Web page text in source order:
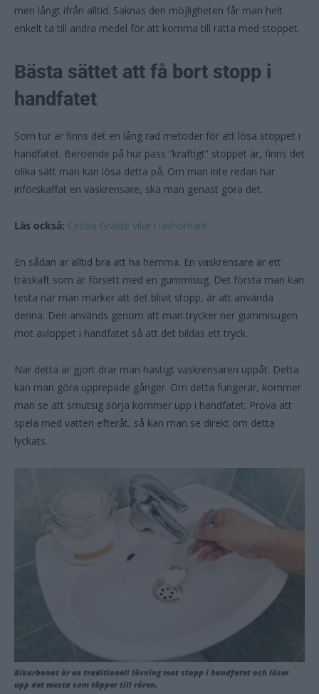
men långt ifrån alltid. Saknas den möjligheten får man helt
enkelt ta till andra medel för att komma till rätta med stoppet.
Bästa sättet att få bort stopp i
handfatet
Som tur är finns det en lång rad metoder för att lösa stoppet i
handfatet. Beroende på hur pass ”kraftigt” stoppet är, finns det
olika sätt man kan lösa detta på. Om man inte redan har
införskaffat en vaskrensare, ska man genast göra det.
Läs också: Cecilia Gralde vilar i läshörnan!
En sådan är alltid bra att ha hemma. En vaskrensare är ett
träskaft som är försett med en gummisug. Det första man kan
testa när man märker att det blivit stopp, är att använda
denna. Den används genom att man trycker ner gummisugen
mot avloppet i handfatet så att det bildas ett tryck.
När detta är gjort drar man hastigt vaskrensaren uppåt. Detta
kan man göra upprepade gånger. Om detta fungerar, kommer
man se att smutsig sörja kommer upp i handfatet. Prova att
spela med vatten efteråt, så kan man se direkt om detta
lyckats.
Bikarbonat är en traditionell lösning mot stopp i handfatet och löser
upp det mesta som täpper till rören.